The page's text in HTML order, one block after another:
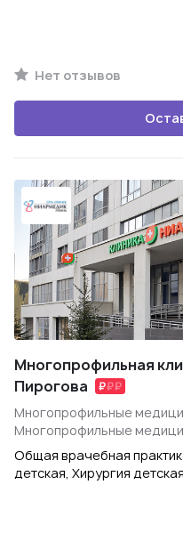
Нет отзывов
Многопрофильная
Пирогова
Многопрофильные
Многопрофильные
Общая врачебная
детская, Хирургия